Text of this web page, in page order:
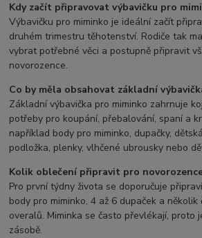
Kdy začít připravovat výbavičku pro
Výbavičku pro miminko je ideální začít
druhém trimestru těhotenství. Rodiče tak
vybrat potřebné věci a postupně připravit
novorozence.
Co by měla obsahovat základní
Základní výbavička pro miminko zahrnuje
potřeby pro koupání, přebalování, spaní a
například body pro miminko, dupačky,
podložka, plenky, vlhčené ubrousky nebo
Kolik oblečení připravit pro
Pro první týdny života se doporučuje
body pro miminko, 4 až 6 dupaček a několik
overalů. Miminka se často převlékají, proto
zásobě.